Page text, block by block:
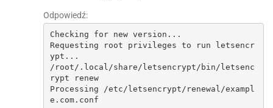
Odpowiedź:
Checking for new version...
Requesting root privileges to run letsencr
ypt...
/root/.local/share/letsencrypt/bin/letsenc
rypt renew
Processing /etc/letsencrypt/renewal/exampl
e.com.conf